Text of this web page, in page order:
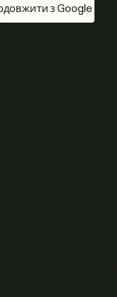
з Google